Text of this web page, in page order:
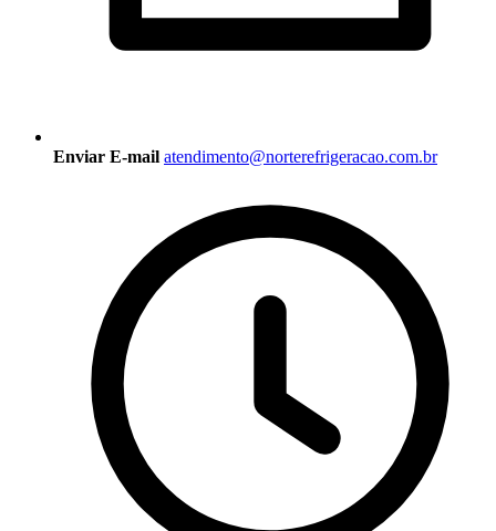
Enviar E-mail atendimento@norterefrigeracao.com.br